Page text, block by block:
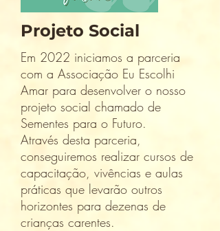
Projeto Social
Em 2022 iniciamos a parceria
com a Associação Eu Escolhi
Amar para desenvolver o nosso
projeto social chamado de
Sementes para o Futuro.
Através desta parceria,
conseguiremos realizar cursos de
capacitação, vivências e aulas
práticas que levarão outros
horizontes para dezenas de
crianças carentes.